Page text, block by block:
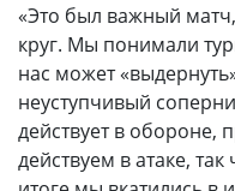
«Это был важный
круг. Мы понимали
нас может
неуступчивый
действует в обороне,
действуем в атаке,